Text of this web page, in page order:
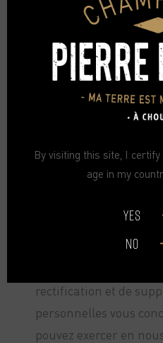
La société s’engage à
demande d’accès, de
d’opposition ou toute
complémentaire
délai raisonnable qui
demande.
Libertés et le
sur la Protection des
rectification et de
personnelles vous
pouvez exercer en
By visiting this site, I
age in my
YES
NO